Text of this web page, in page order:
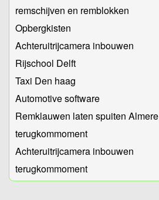
remschijven en remblokken
Opbergkisten
Achteruitrijcamera inbouwen
Rijschool Delft
Taxi Den haag
Automotive software
Remklauwen laten spuiten Almere
terugkommoment
Achteruitrijcamera inbouwen
terugkommoment